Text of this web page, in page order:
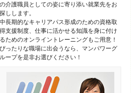
介護職員としての姿に寄り添い就業先をお
しします。
長期的なキャリアパス形成のための資格取
支援制度、仕事に活かせる知識を身に付け
ためのオンライントレーニングもご用意！
ったりな職場に出会うなら、マンパワーグ
ープを是非お選びください！